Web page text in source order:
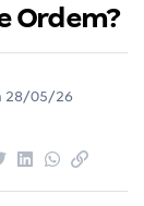
Ordem?
28/05/26